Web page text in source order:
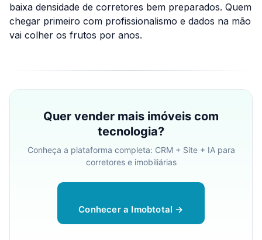
baixa densidade de corretores bem preparados. Quem
chegar primeiro com profissionalismo e dados na mão
vai colher os frutos por anos.
Quer vender mais imóveis com
tecnologia?
Conheça a plataforma completa: CRM + Site + IA para
corretores e imobiliárias
Conhecer a Imobtotal →